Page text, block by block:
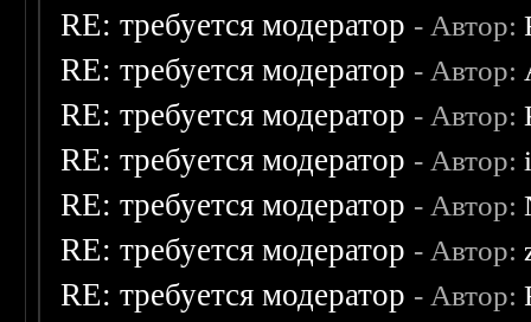
RE: требуется модератор - Автор:
RE: требуется модератор - Автор:
RE: требуется модератор - Автор:
RE: требуется модератор - Автор:
RE: требуется модератор - Автор:
RE: требуется модератор - Автор:
RE: требуется модератор - Автор: